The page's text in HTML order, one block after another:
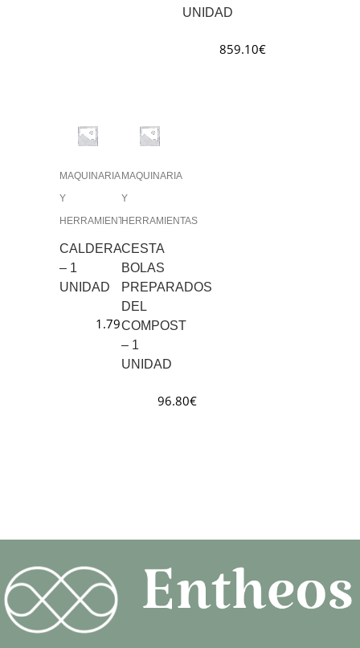
UNIDAD
859.10€
MAQUINARIA
Y
HERRAMIENTAS
CALDERA
– 1
UNIDAD
1.796.85€
MAQUINARIA
Y
HERRAMIENTAS
CESTA
BOLAS
PREPARADOS
DEL
COMPOST
– 1
UNIDAD
96.80€